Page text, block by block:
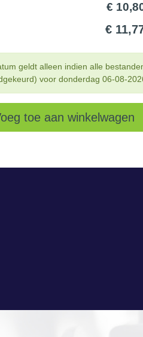
€
€
geldt alleen indien alle
voor donderdag 06-08-
toe aan winkelwagen